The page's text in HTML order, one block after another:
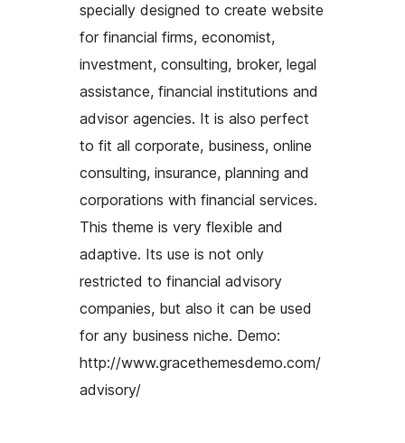
specially designed to create website
for financial firms, economist,
investment, consulting, broker, legal
assistance, financial institutions and
advisor agencies. It is also perfect
to fit all corporate, business, online
consulting, insurance, planning and
corporations with financial services.
This theme is very flexible and
adaptive. Its use is not only
restricted to financial advisory
companies, but also it can be used
for any business niche. Demo:
http://www.gracethemesdemo.com/
advisory/